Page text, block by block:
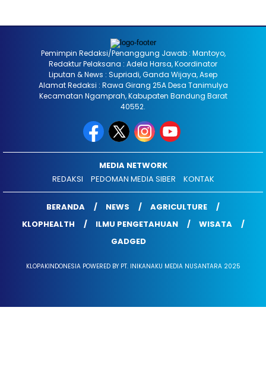
Pemimpin Redaksi/Penanggung Jawab : Mantoyo,
Redaktur Pelaksana : Adela Harsa, Koordinator
Liputan & News : Supriadi, Ganda Wijaya, Asep
Alamat Redaksi : Rawa Girang 25A Desa Tanimulya
Kecamatan Ngamprah, Kabupaten Bandung Barat
40552.
MEDIA NETWORK
REDAKSI
PEDOMAN MEDIA SIBER KONTAK
BERANDA NEWS
AGRICULTURE
KLOPHEALTH
ILMU PENGETAHUAN
WISATA
GADGED
KLOPAKINDONESIA POWERED BY PT. INIKANAKU MEDIA NUSANTARA 2025